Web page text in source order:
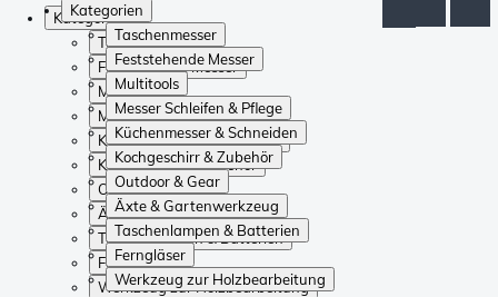
Kategorien
Taschenmesser
Feststehende Messer
Multitools
Messer Schleifen & Pflege
Küchenmesser & Schneiden
Kochgeschirr & Zubehör
Outdoor & Gear
Äxte & Gartenwerkzeug
Taschenlampen & Batterien
Ferngläser
Werkzeug zur Holzbearbeitung
Kategorien
Taschenmesser
Feststehende Messer
Multitools
Messer Schleifen & Pflege
Küchenmesser & Schneiden
Kochgeschirr & Zubehör
Outdoor & Gear
Äxte & Gartenwerkzeug
Taschenlampen & Batterien
Ferngläser
Werkzeug zur Holzbearbeitung